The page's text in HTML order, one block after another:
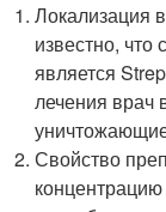
Локализация
известно,
является
лечения врач
Свойство